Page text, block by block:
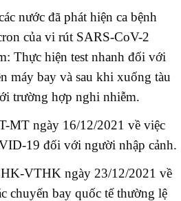
nước đã phát hiện ca bệnh
của vi rút SARS-CoV-2
Thực hiện test nhanh đối với
máy bay và sau khi xuống tàu
trường hợp nghi nhiễm.
MT ngày 16/12/2021 về việc
19 đối với người nhập cảnh.
VTHK ngày 23/12/2021 về
chuyến bay quốc tế thường lệ